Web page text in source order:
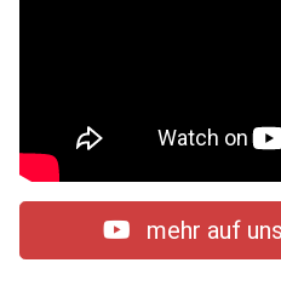
mehr auf